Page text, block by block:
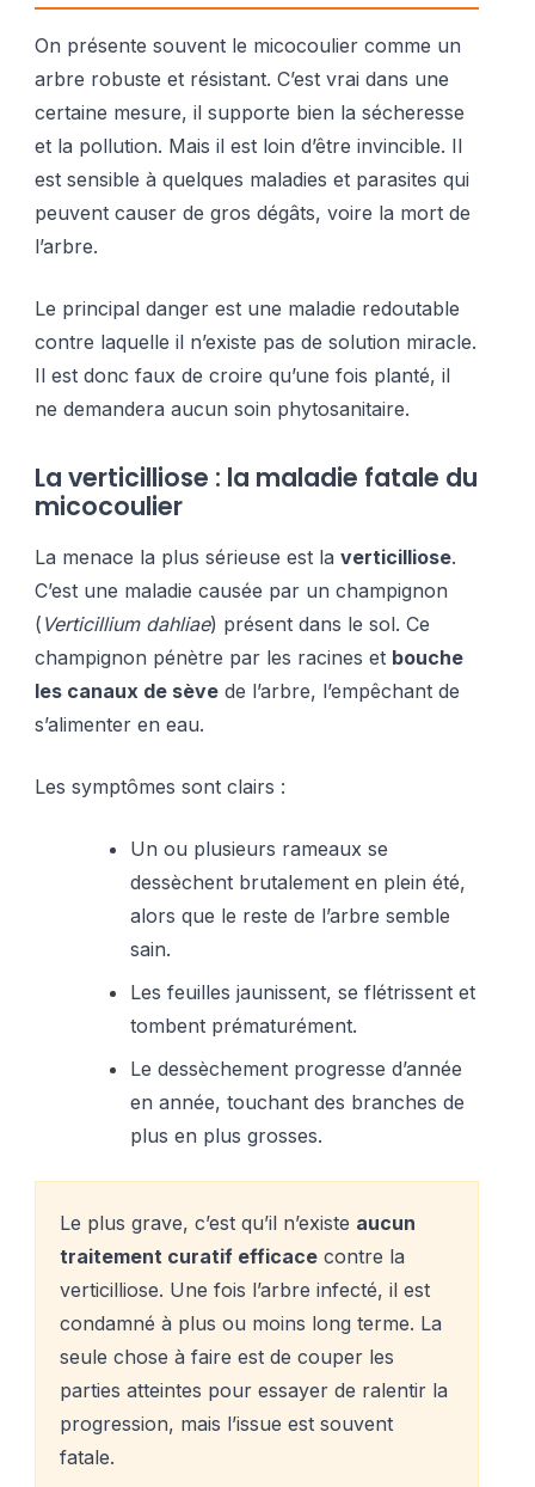
On présente souvent le micocoulier comme un
arbre robuste et résistant. C’est vrai dans une
certaine mesure, il supporte bien la sécheresse
et la pollution. Mais il est loin d’être invincible. Il
est sensible à quelques maladies et parasites qui
peuvent causer de gros dégâts, voire la mort de
l’arbre.
Le principal danger est une maladie redoutable
contre laquelle il n’existe pas de solution miracle.
Il est donc faux de croire qu’une fois planté, il
ne demandera aucun soin phytosanitaire.
La verticilliose : la maladie fatale du
micocoulier
La menace la plus sérieuse est laverticilliose.
C’est une maladie causée par un champignon
( Verticillium dahliae) présent dans le sol. Ce
champignon pénètre par les racines et bouche
les canaux de sève de l’arbre, l’empêchant de
s’alimenter en eau.
Les symptômes sont clairs :
Un ou plusieurs rameaux se
dessèchent brutalement en plein été,
alors que le reste de l’arbre semble
sain.
Les feuilles jaunissent, se flétrissent et
tombent prématurément.
Le dessèchement progresse d’année
en année, touchant des branches de
plus en plus grosses.
Le plus grave, c’est qu’il n’existe aucun
traitement curatif efficace contre la
verticilliose. Une fois l’arbre infecté, il est
condamné à plus ou moins long terme. La
seule chose à faire est de couper les
parties atteintes pour essayer de ralentir la
progression, mais l’issue est souvent
fatale.